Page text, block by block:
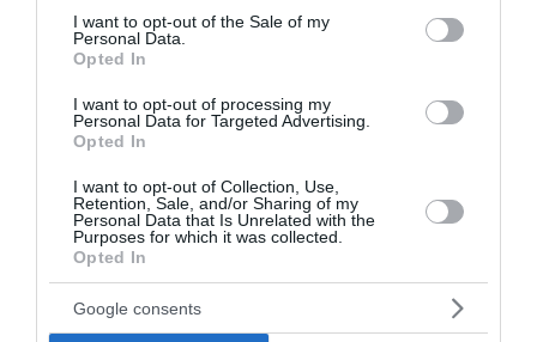
consent section.
I want to opt-out of the Sale of my
Personal Data.
Opted In
I want to opt-out of processing my
Personal Data for Targeted Advertising.
Opted In
I want to opt-out of Collection, Use,
Retention, Sale, and/or Sharing of my
Personal Data that Is Unrelated with the
Purposes for which it was collected.
Opted In
Google consents